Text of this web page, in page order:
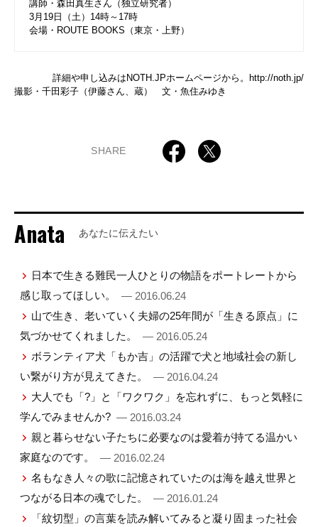
講師・森田真生さん（独立研究者）
3月19日（土）14時～17時
会場・ROUTE BOOKS（東京・上野）
詳細や申し込みはNOTH.JPホームページから。
http://noth.jp/
撮影・千田彩子（伊藤さん、蔵） 文・魚住みゆき
SHARE
Anata あなたに伝えたい
日本で生きる難民一人ひとりの物語をポートレートから
感じ取ってほしい。
— 2016.06.24
山で生き、老いていく夫婦の25年間が「生きる原点」に
気づかせてくれました。
— 2016.05.24
ボランティア犬「もか吉」の活躍で犬と地域社会の新し
い繋がり方が見えてきた。
— 2016.04.24
大人でも「?」と「ワクワク」を忘れずに、もっと気軽に
学んでみませんか? — 2016.03.24
親と暮らせない子たちに必要なのは愛着が持てる温かい
家庭なのです。
— 2016.02.24
名もなき人々の歌に記憶されていたのは海を越え世界と
つながる日本の魂でした。
— 2016.01.24
「紋切型」の言葉を読み解いてみると凝り固まった社会